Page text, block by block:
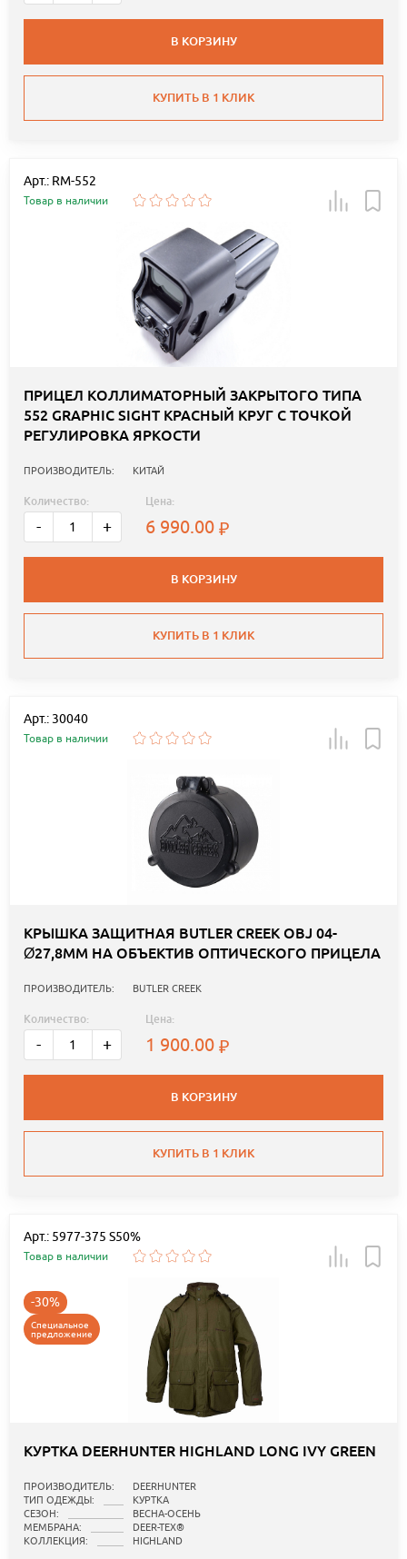
В КОРЗИНУ
КУПИТЬ В 1 КЛИК
Арт.: RM-552
Товар в наличии
ПРИЦЕЛ КОЛЛИМАТОРНЫЙ ЗАКРЫТОГО ТИПА
552 GRAPHIC SIGHT КРАСНЫЙ КРУГ С ТОЧКОЙ
РЕГУЛИРОВКА ЯРКОСТИ
ПРОИЗВОДИТЕЛЬ: КИТАЙ
Количество:
- +
Цена:
6 990.00
В КОРЗИНУ
КУПИТЬ В 1 КЛИК
Арт.: 30040
Товар в наличии
КРЫШКА ЗАЩИТНАЯ BUTLER CREEK OBJ 04-
Ø27,8ММ НА ОБЪЕКТИВ ОПТИЧЕСКОГО ПРИЦЕЛА
ПРОИЗВОДИТЕЛЬ: BUTLER CREEK
Количество:
- +
Цена:
1 900.00
В КОРЗИНУ
КУПИТЬ В 1 КЛИК
Арт.: 5977-375 S50%
Товар в наличии
-30%
Специальное
предложение
КУРТКА DEERHUNTER HIGHLAND LONG IVY GREEN
ПРОИЗВОДИТЕЛЬ:
DEERHUNTER
ТИП ОДЕЖДЫ:
КУРТКА
СЕЗОН:
ВЕСНА-ОСЕНЬ
МЕМБРАНА:
DEER-TEX®
КОЛЛЕКЦИЯ:
HIGHLAND